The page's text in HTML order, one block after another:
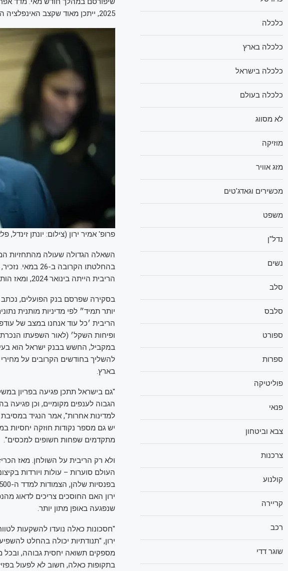
2025, ייתכן מאוד שקצב האינפלציה השנתי ימשיך להאט, וייתכנס לתוך היעד, כלומר מתחת ל-3%.
פרופ' אמיר ירון (צילום: יונתן זינדל,
השאלה הגדולה שעולה מהתחזיות
בהחלטתו
הריבית הייתה בינואר 2024, ומאז הותיר אותה על 4.5% במשך 10 החלטות רצופות.
בסקירה שפרסם בנק הפועלים, נכתב
הריבית ׳כל עוד אנחנו במצב של
ופיחות השקל׳ (לאור השפעתו
במקביל, החשש בבנק ישראל הוא
‏להשליך בחודשים הקרובים על
בארץ.
"גם בישראל תתכן פגיעה בפריון
הגבוה לענפים מקומיים, וכן פגיעה
למדינות אחרות", אמר הנגיד
יש גם מספר נקודות חוזקה יחסיות
מתקדמים שפחות חשופים למכסים".
ולא רק הריבית על השולחן. מאז
העולם סוערות – עולות ויורדות
ירון האם החוסכים צריכים לדאוג
שנפגעה באופן מתון יותר.
"חסכונות כאלה נועדו להשקעות
ירון, "תנודתיות יכולה בהחלט
מספקים תשואה יחסית גבוהה, ובכל
בתקופות כאלה, חשוב לא לפעול
כלכלה
כלכלה בארץ
כלכלה בישראל
כלכלה בעולם
לא מסווג
מוזיקה
מזג אוויר
מכשירים וגאדג'טים
משפט
נדל"ן
נשים
סלב
סלבס
ספורט
ספרות
פוליטיקה
פנאי
צבא וביטחון
צרכנות
קולנוע
קריירה
רכב
שוגר דדי